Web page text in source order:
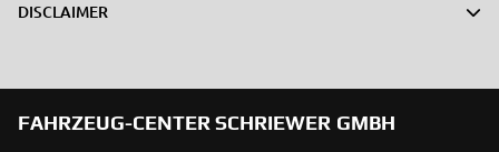
DISCLAIMER
FAHRZEUG-CENTER SCHRIEWER GMBH